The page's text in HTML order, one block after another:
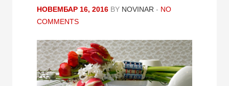
НОВЕМБАР 16, 2016 BY NOVINAR - NO
COMMENTS